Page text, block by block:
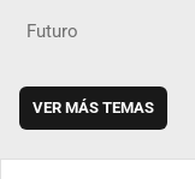
Futuro
VER MÁS TEMAS